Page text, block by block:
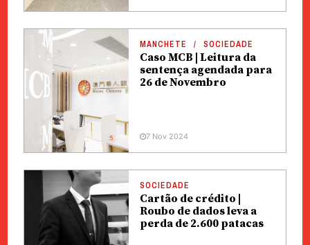
MANCHETE SOCIEDADE
Caso MCB | Leitura da
sentença agendada para
26 de Novembro
7 Nov 2024
SOCIEDADE
Cartão de crédito |
Roubo de dados leva a
perda de 2.600 patacas